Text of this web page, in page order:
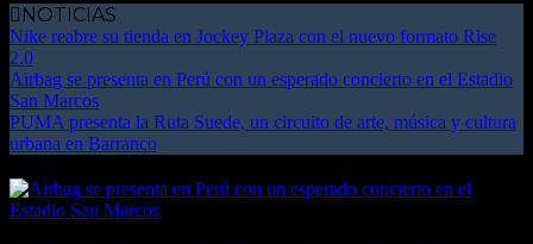
NOTICIAS
Nike reabre su tienda en Jockey Plaza con el nuevo formato Rise
2.0
Airbag se presenta en Perú con un esperado concierto en el Estadio
San Marcos
PUMA presenta la Ruta Suede, un circuito de arte, música y cultura
urbana en Barranco